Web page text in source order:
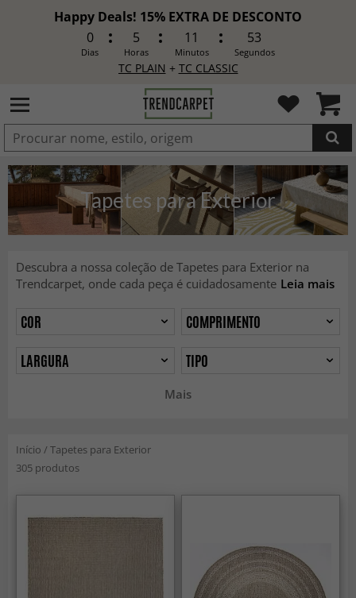
Happy Deals! 15% EXTRA DE DESCONTO
0
Dias
5
Horas
11
Minutos
51
Segundos
TC PLAIN + TC CLASSIC
ADICIONADO
Tapetes para Exterior
Descubra a nossa coleção de Tapetes para Exterior na
Trendcarpet, onde cada peça é cuidadosamente Leia mais
Mais
COR
COMPRIMENTO
LARGURA
TIPO
Início /Tapetes para Exterior
305 produtos